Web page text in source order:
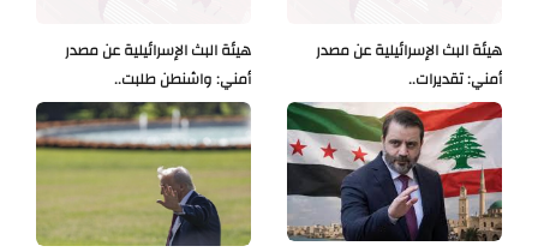
هيئة البث الإسرائيلية عن مصدر
أمني: واشنطن طلبت..
هيئة البث الإسرائيلية عن مصدر
أمني: تقديرات..